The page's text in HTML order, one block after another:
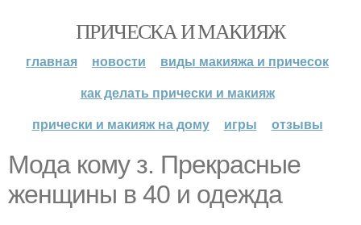
ПРИЧЕСКА И МАКИЯЖ
главная новости
виды макияжа и причесок
как делать прически и макияж
прически и макияж на дому
игры отзывы
Мода кому з. Прекрасные
женщины в 40 и одежда